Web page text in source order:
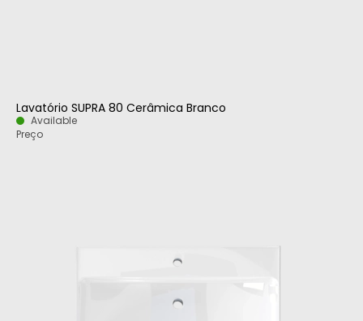
Lavatório SUPRA 80 Cerâmica Branco
Available
Preço